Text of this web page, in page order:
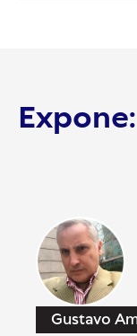
Expone:
Gustavo